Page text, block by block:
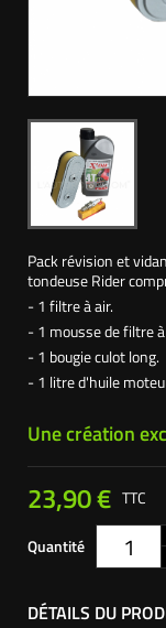
Pack révision et
tondeuse Rider
- 1 filtre à air.
- 1 mousse de filtre
- 1 bougie culot long.
- 1 litre d'huile
Une création
23,90 € TTC
Quantité
DÉTAILS DU